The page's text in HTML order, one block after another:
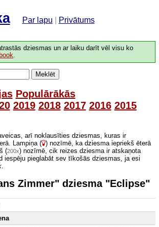
Par lapu Privātums
dziesmas un ar laiku darīt vēl visu ko
.
Meklēt
Populārākās
2019 2018 2017 2016 2015
arī noklausīties dziesmas, kuras ir
Lampiņa ( ) nozīmē, ka dziesma iepriekš ēterā
(200x) nozīmē, cik reizes dziesma ir atskaņota
iespēju pieglabāt sev tīkošās dziesmas, ja esi
.
Zimmer" dziesma "Eclipse"